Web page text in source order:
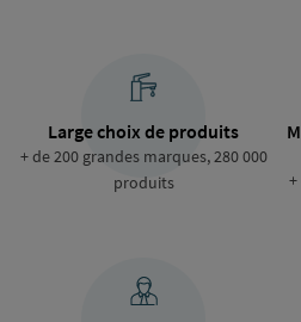
Large choix de produits
+ de 200 grandes marques, 280 000
produits